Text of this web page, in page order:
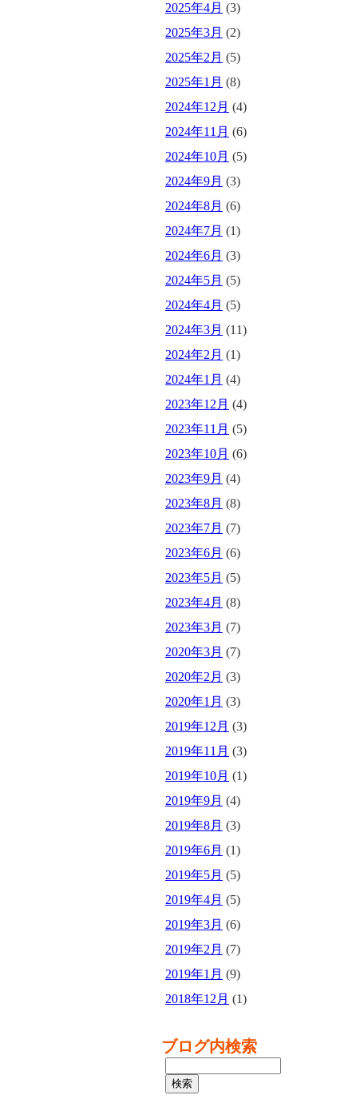
2025年4月 (3)
2025年3月 (2)
2025年2月 (5)
2025年1月 (8)
2024年12月 (4)
2024年11月 (6)
2024年10月 (5)
2024年9月 (3)
2024年8月 (6)
2024年7月 (1)
2024年6月 (3)
2024年5月 (5)
2024年4月 (5)
2024年3月 (11)
2024年2月 (1)
2024年1月 (4)
2023年12月 (4)
2023年11月 (5)
2023年10月 (6)
2023年9月 (4)
2023年8月 (8)
2023年7月 (7)
2023年6月 (6)
2023年5月 (5)
2023年4月 (8)
2023年3月 (7)
2020年3月 (7)
2020年2月 (3)
2020年1月 (3)
2019年12月 (3)
2019年11月 (3)
2019年10月 (1)
2019年9月 (4)
2019年8月 (3)
2019年6月 (1)
2019年5月 (5)
2019年4月 (5)
2019年3月 (6)
2019年2月 (7)
2019年1月 (9)
2018年12月 (1)
ブログ内検索